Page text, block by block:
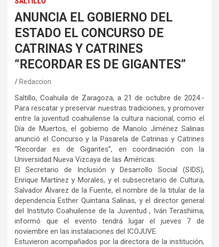
ANUNCIA EL GOBIERNO DEL
ESTADO EL CONCURSO DE
CATRINAS Y CATRINES
“RECORDAR ES DE GIGANTES”
Redaccion
Saltillo, Coahuila de Zaragoza, a 21 de octubre de 2024.-
Para rescatar y preservar nuestras tradiciones, y promover
entre la juventud coahuilense la cultura nacional, como el
Día de Muertos, el gobierno de Manolo Jiménez Salinas
anunció el Concurso y la Pasarela de Catrinas y Catrines
“Recordar es de Gigantes”, en coordinación con la
Universidad Nueva Vizcaya de las Américas.
El Secretario de Inclusión y Desarrollo Social (SIDS),
Enrique Martínez y Morales, y el subsecretario de Cultura,
Salvador Álvarez de la Fuente, el nombre de la titular de la
dependencia Esther Quintana Salinas, y el director general
del Instituto Coahuilense de la Juventud , Iván Terashima,
informó que el evento tendrá lugar el jueves 7 de
noviembre en las instalaciones del ICOJUVE.
Estuvieron acompañados por la directora de la institución,